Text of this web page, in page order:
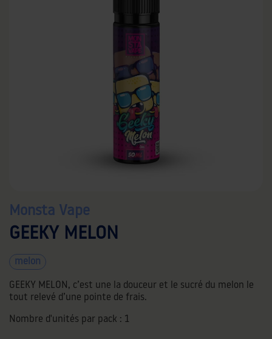
Monsta Vape
GEEKY MELON
melon
GEEKY MELON, c’est une la douceur et le sucré du melon le
tout relevé d’une pointe de frais.
Nombre d'unités par pack : 1